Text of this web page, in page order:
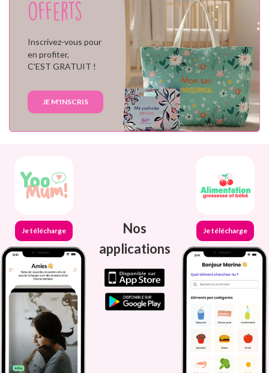
offerts
Inscrivez-vous pour
en profiter,
C'EST GRATUIT !
JE M'INSCRIS
Je télécharge
Nos
applications
Je télécharge